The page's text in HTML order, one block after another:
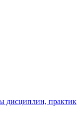
дисциплин, практик